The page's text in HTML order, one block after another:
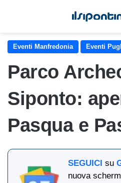
Eventi Manfredonia Eventi
Parco
Siponto:
Pasqua e
SEGUICI su
nuova